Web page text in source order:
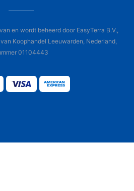
en wordt beheerd door EasyTerra B.V.,
Koophandel Leeuwarden, Nederland,
01104443